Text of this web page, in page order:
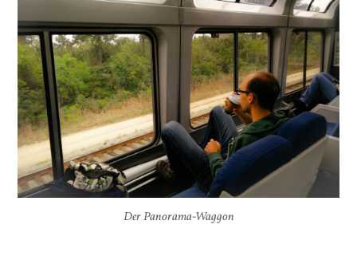
Der Panorama-Waggon